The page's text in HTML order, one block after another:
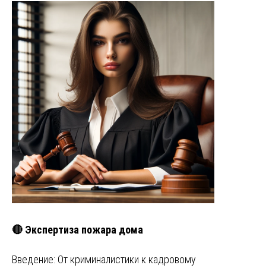
🔴 Экспертиза пожара дома
Введение: От криминалистики к кадровому